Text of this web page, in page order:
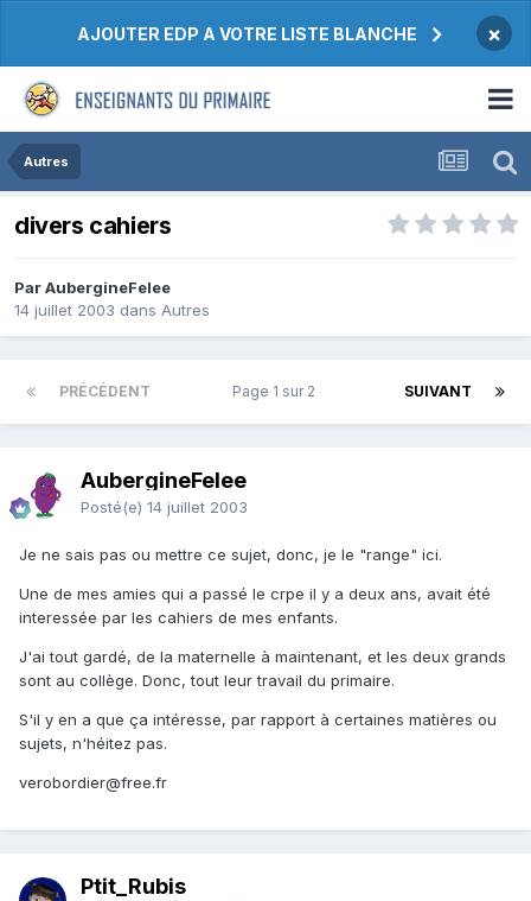
AJOUTER EDP A VOTRE LISTE BLANCHE ×
Autres
divers cahiers
Par AubergineFelee
14 juillet 2003 dans Autres
PRÉCÉDENT SUIVANT
Page 1 sur 2
AubergineFelee
Posté(e) 14 juillet 2003
Je ne sais pas ou mettre ce sujet, donc, je le "range" ici.
Une de mes amies qui a passé le crpe il y a deux ans, avait été
interessée par les cahiers de mes enfants.
J'ai tout gardé, de la maternelle à maintenant, et les deux grands
sont au collège. Donc, tout leur travail du primaire.
S'il y en a que ça intéresse, par rapport à certaines matières ou
sujets, n'héitez pas.
verobordier@free.fr
Ptit_Rubis